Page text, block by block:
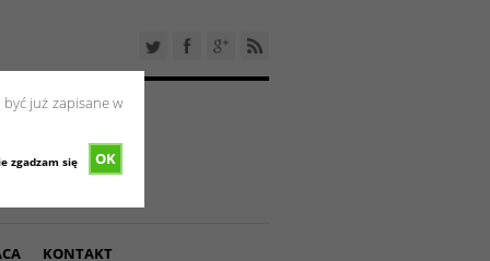
już zapisane w
OK
zgadzam się
KONTAKT